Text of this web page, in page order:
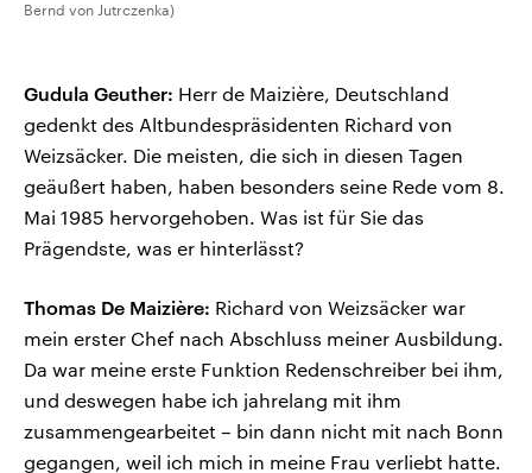
Bernd von Jutrczenka)
Gudula Geuther: Herr de Maizière, Deutschland
gedenkt des Altbundespräsidenten Richard von
Weizsäcker. Die meisten, die sich in diesen Tagen
geäußert haben, haben besonders seine Rede vom 8.
Mai 1985 hervorgehoben. Was ist für Sie das
Prägendste, was er hinterlässt?
Thomas De Maizière: Richard von Weizsäcker war
mein erster Chef nach Abschluss meiner Ausbildung.
Da war meine erste Funktion Redenschreiber bei ihm,
und deswegen habe ich jahrelang mit ihm
zusammengearbeitet – bin dann nicht mit nach Bonn
gegangen, weil ich mich in meine Frau verliebt hatte.